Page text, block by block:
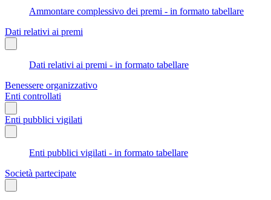
Ammontare complessivo dei premi - in formato tabellare
Dati relativi ai premi
Dati relativi ai premi - in formato tabellare
Benessere organizzativo
Enti controllati
Enti pubblici vigilati
Enti pubblici vigilati - in formato tabellare
Società partecipate